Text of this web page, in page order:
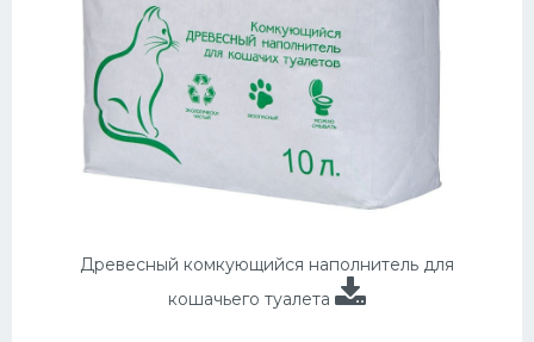
Древесный комкующийся наполнитель для
кошачьего туалета